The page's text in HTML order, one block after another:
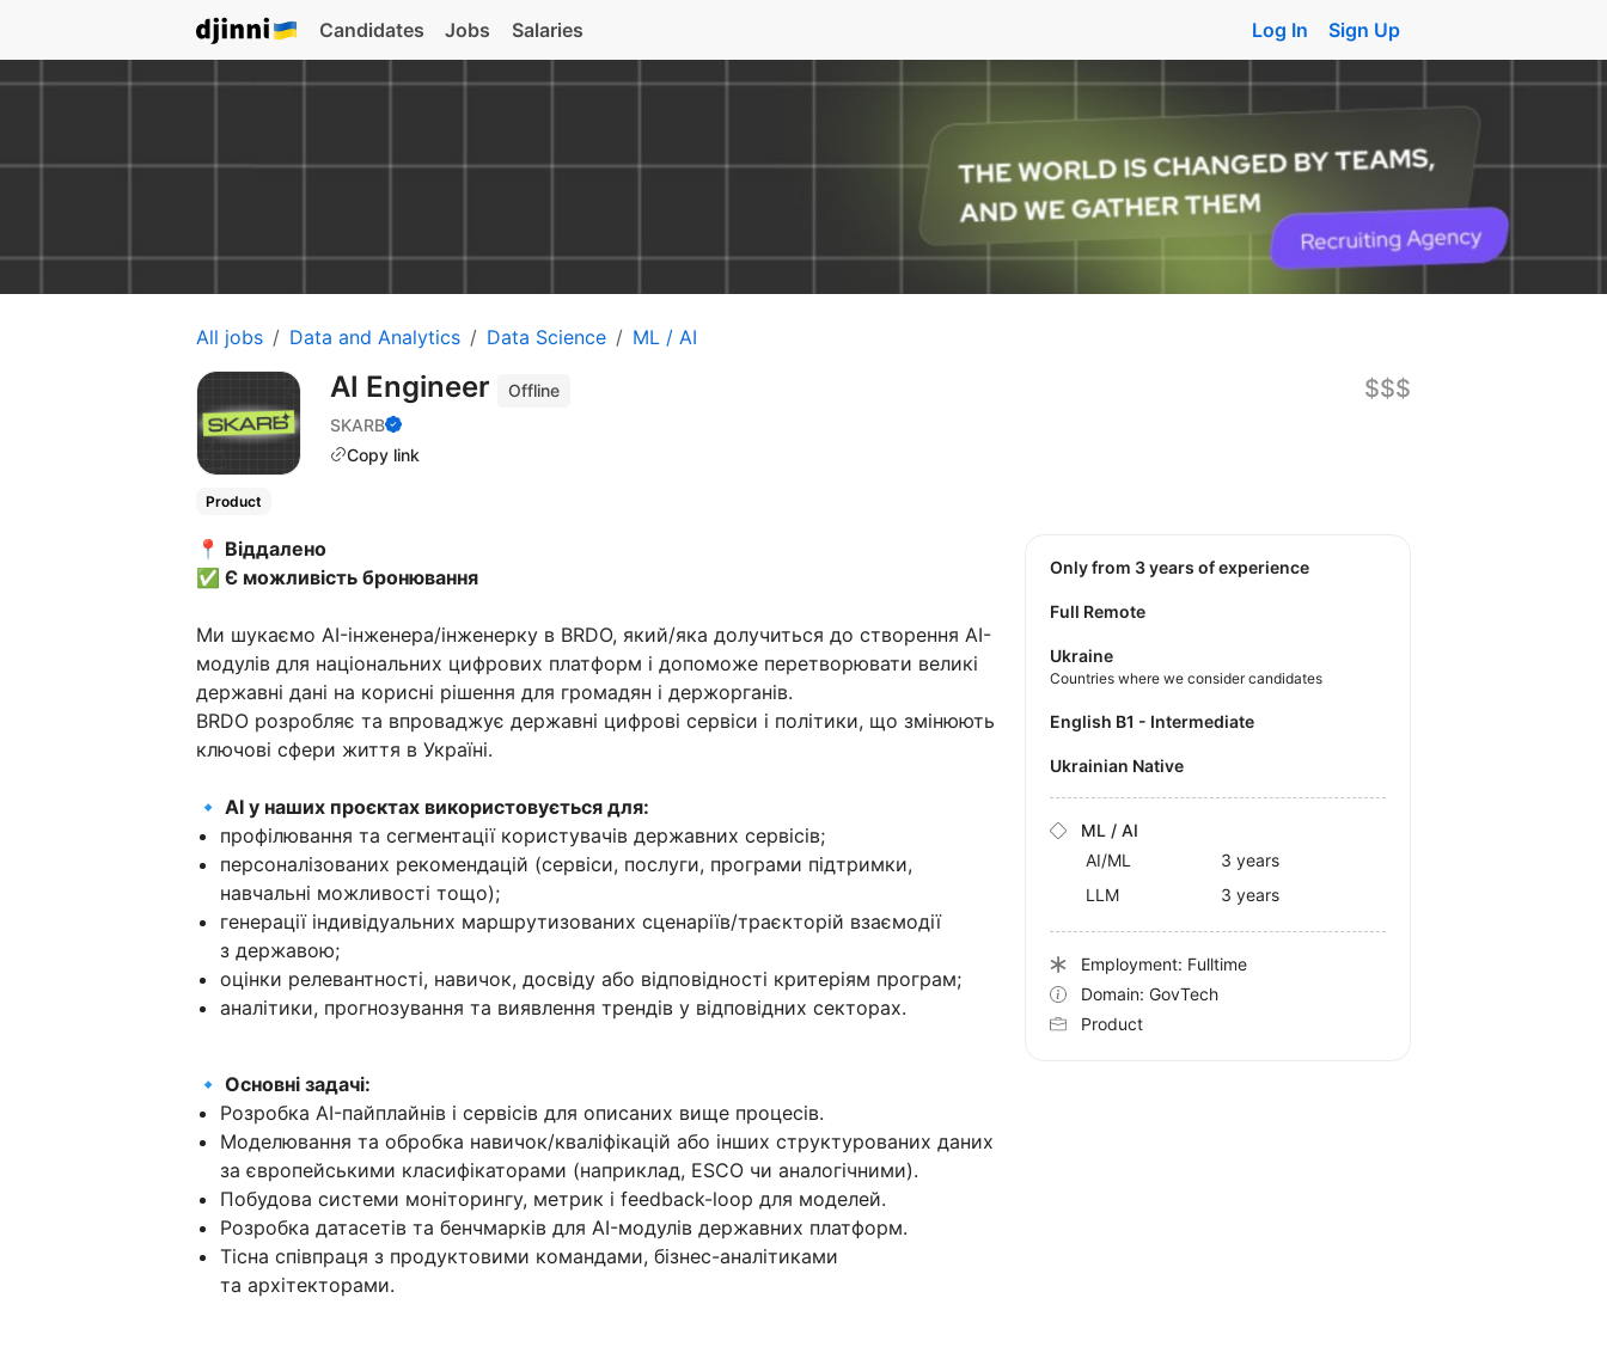
Candidates Jobs Salaries Log In Sign Up
All jobs Data and Analytics Data Science ML / AI
AI Engineer
Offline
SKARB
Copy link
$$$
Product
📍 Віддалено
✅ Є можливість бронювання
Ми шукаємо AI-інженера/інженерку в BRDO, який/яка долучиться до створення AI-
модулів для національних цифрових платформ і допоможе перетворювати великі
державні дані на корисні рішення для громадян і держорганів.
BRDO розробляє та впроваджує державні цифрові сервіси і політики, що змінюють
ключові сфери життя в Україні.
🔹 AI у наших проєктах використовується для:
профілювання та сегментації користувачів державних сервісів;
персоналізованих рекомендацій (сервіси, послуги, програми підтримки,
навчальні можливості тощо);
генерації індивідуальних маршрутизованих сценаріїв/траєкторій взаємодії
з державою;
оцінки релевантності, навичок, досвіду або відповідності критеріям програм;
аналітики, прогнозування та виявлення трендів у відповідних секторах.
🔹 Основні задачі:
Розробка AI-пайплайнів і сервісів для описаних вище процесів.
Моделювання та обробка навичок/кваліфікацій або інших структурованих даних
за європейськими класифікаторами (наприклад, ESCO чи аналогічними).
Побудова системи моніторингу, метрик і feedback-loop для моделей.
Розробка датасетів та бенчмарків для AI-модулів державних платформ.
Тісна співпраця з продуктовими командами, бізнес-аналітиками
та архітекторами.
Only from 3 years of experience
Full Remote
Ukraine
Countries where we consider candidates
English B1 - Intermediate
Ukrainian Native
ML / AI
AI/ML
3 years
LLM
3 years
Employment: Fulltime
Domain: GovTech
Product